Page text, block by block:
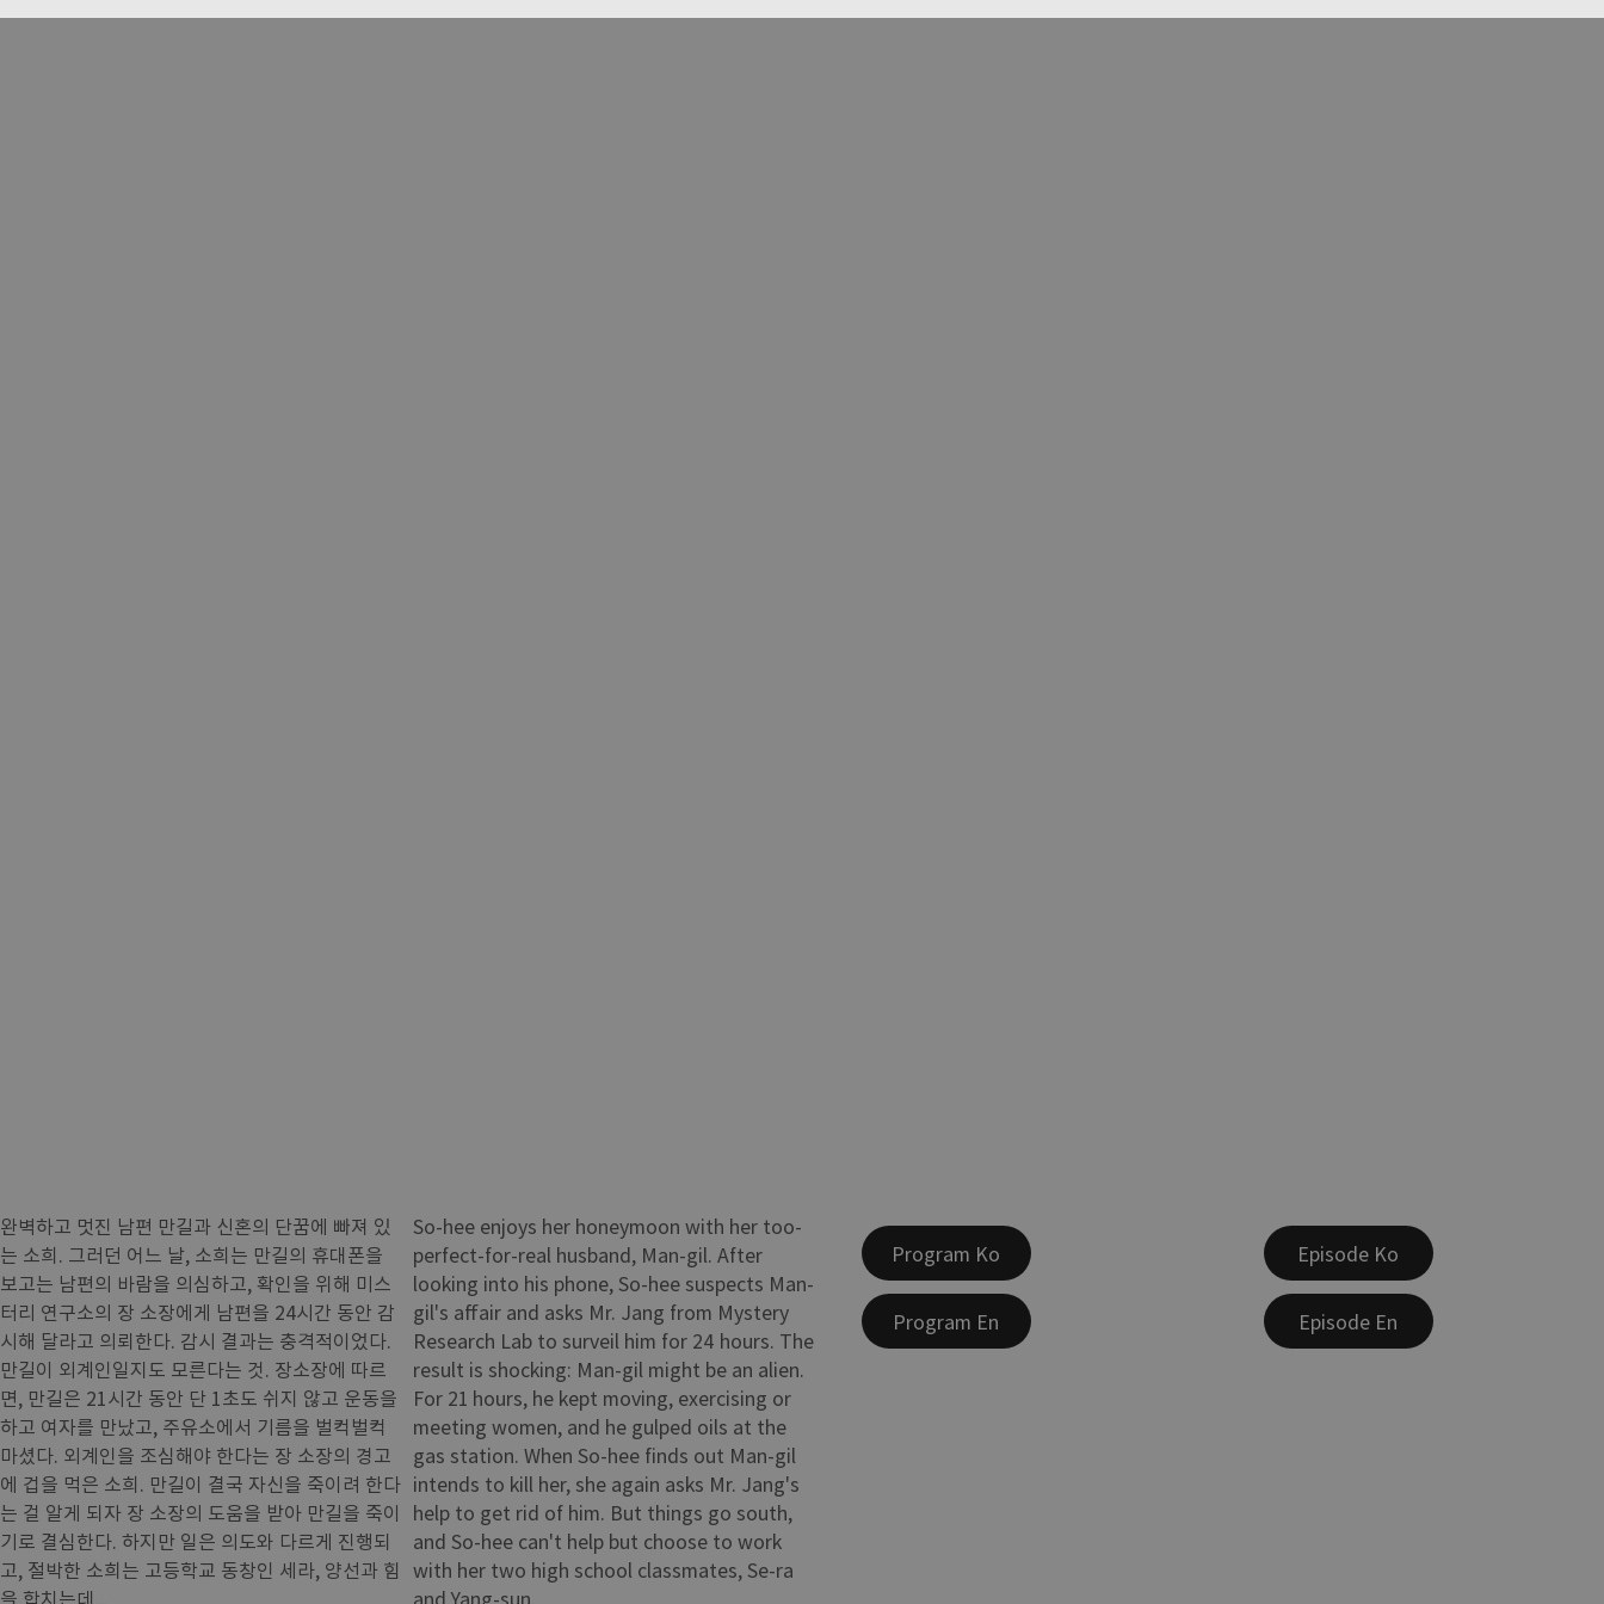
완벽하고 멋진 남편 만길과 신혼의 단꿈에 빠져 있
는 소희. 그러던 어느 날, 소희는 만길의 휴대폰을
보고는 남편의 바람을 의심하고, 확인을 위해 미스
터리 연구소의 장 소장에게 남편을 24시간 동안 감
시해 달라고 의뢰한다. 감시 결과는 충격적이었다.
만길이 외계인일지도 모른다는 것. 장소장에 따르
면, 만길은 21시간 동안 단 1초도 쉬지 않고 운동을
하고 여자를 만났고, 주유소에서 기름을 벌컥벌컥
마셨다. 외계인을 조심해야 한다는 장 소장의 경고
에 겁을 먹은 소희. 만길이 결국 자신을 죽이려 한다
는 걸 알게 되자 장 소장의 도움을 받아 만길을 죽이
기로 결심한다. 하지만 일은 의도와 다르게 진행되
고, 절박한 소희는 고등학교 동창인 세라, 양선과 힘
을 합치는데...
So-hee enjoys her honeymoon with her too-
perfect-for-real husband, Man-gil. After
looking into his phone, So-hee suspects Man-
gil's affair and asks Mr. Jang from Mystery
Research Lab to surveil him for 24 hours. The
result is shocking: Man-gil might be an alien.
For 21 hours, he kept moving, exercising or
meeting women, and he gulped oils at the
gas station. When So-hee finds out Man-gil
intends to kill her, she again asks Mr. Jang's
help to get rid of him. But things go south,
and So-hee can't help but choose to work
with her two high school classmates, Se-ra
and Yang-sun.
Program Ko
Program En
Episode Ko
Episode En